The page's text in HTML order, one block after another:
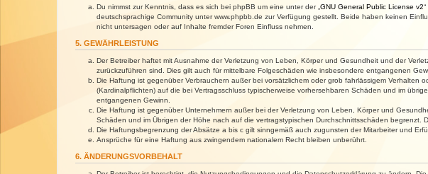
Du nimmst zur Kenntnis, dass es sich bei phpBB um eine unter der „ GNU General Public License v2
deutschsprachige Community unter www.phpbb.de zur Verfügung gestellt. Beide haben keinen
nicht untersagen oder auf Inhalte fremder Foren Einfluss nehmen.
5. GEWÄHRLEISTUNG
Der Betreiber haftet mit Ausnahme der Verletzung von Leben, Körper und Gesundheit und der
zurückzuführen sind. Dies gilt auch für mittelbare Folgeschäden wie insbesondere entgangenen
Die Haftung ist gegenüber Verbrauchern außer bei vorsätzlichem oder grob fahrlässigem
(Kardinalpflichten) auf die bei Vertragsschluss typischerweise vorhersehbaren Schäden und im
entgangenen Gewinn.
Die Haftung ist gegenüber Unternehmern außer bei der Verletzung von Leben, Körper und
Schäden und im Übrigen der Höhe nach auf die vertragstypischen Durchschnittsschäden begrenzt.
Die Haftungsbegrenzung der Absätze a bis c gilt sinngemäß auch zugunsten der Mitarbeiter und
Ansprüche für eine Haftung aus zwingendem nationalem Recht bleiben unberührt.
6. ÄNDERUNGSVORBEHALT